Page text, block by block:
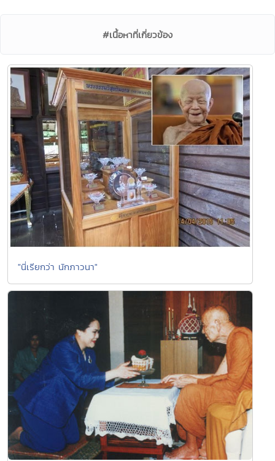
#เนื้อหาที่เกี่ยวข้อง
"นี่เรียกว่า นักภาวนา"